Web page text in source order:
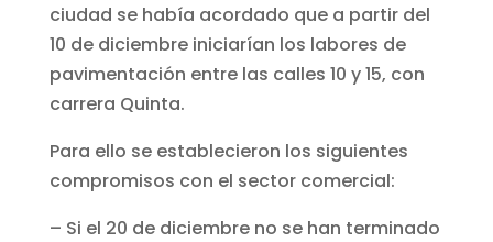
ciudad se había acordado que a partir del
10 de diciembre iniciarían los labores de
pavimentación entre las calles 10 y 15, con
carrera Quinta.
Para ello se establecieron los siguientes
compromisos con el sector comercial:
– Si el 20 de diciembre no se han terminado